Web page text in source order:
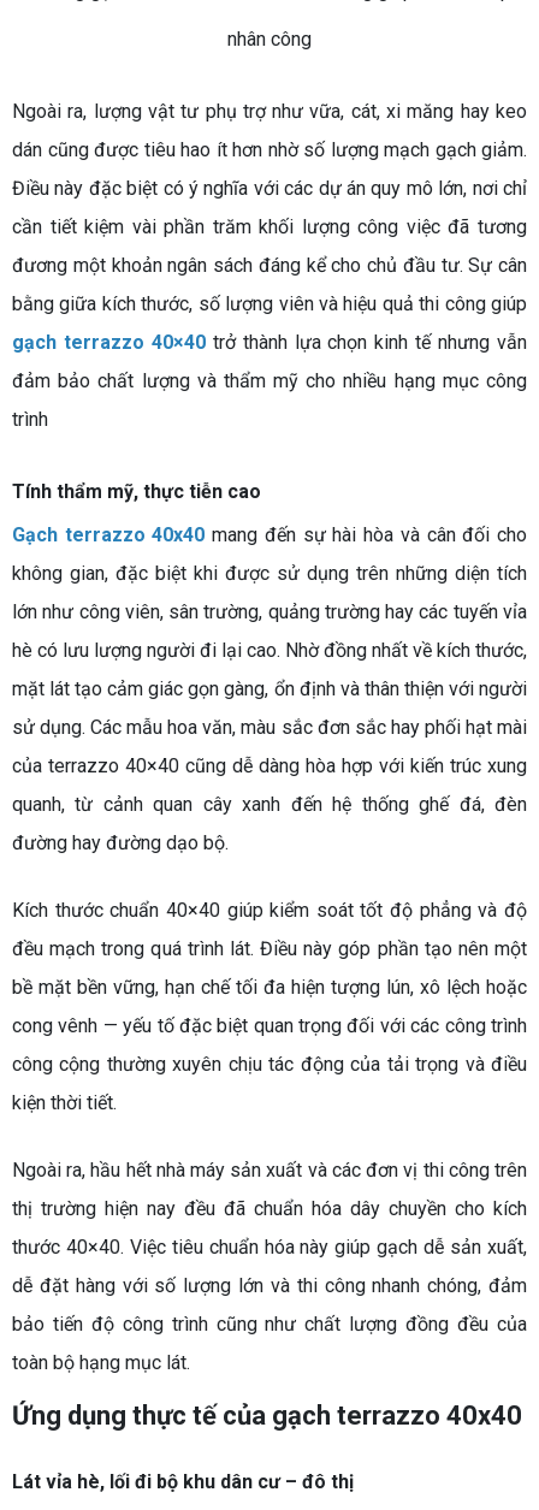
nhân công
Ngoài ra, lượng vật tư phụ trợ như vữa, cát, xi măng hay keo
dán cũng được tiêu hao ít hơn nhờ số lượng mạch gạch giảm.
Điều này đặc biệt có ý nghĩa với các dự án quy mô lớn, nơi chỉ
cần tiết kiệm vài phần trăm khối lượng công việc đã tương
đương một khoản ngân sách đáng kể cho chủ đầu tư. Sự cân
bằng giữa kích thước, số lượng viên và hiệu quả thi công giúp
gạch terrazzo 40×40trở thành lựa chọn kinh tế nhưng vẫn
đảm bảo chất lượng và thẩm mỹ cho nhiều hạng mục công
trình
Tính thẩm mỹ, thực tiễn cao
Gạch terrazzo 40x40 mang đến sự hài hòa và cân đối cho
không gian, đặc biệt khi được sử dụng trên những diện tích
lớn như công viên, sân trường, quảng trường hay các tuyến vỉa
hè có lưu lượng người đi lại cao. Nhờ đồng nhất về kích thước,
mặt lát tạo cảm giác gọn gàng, ổn định và thân thiện với người
sử dụng. Các mẫu hoa văn, màu sắc đơn sắc hay phối hạt mài
của terrazzo 40×40 cũng dễ dàng hòa hợp với kiến trúc xung
quanh, từ cảnh quan cây xanh đến hệ thống ghế đá, đèn
đường hay đường dạo bộ.
Kích thước chuẩn 40×40 giúp kiểm soát tốt độ phẳng và độ
đều mạch trong quá trình lát. Điều này góp phần tạo nên một
bề mặt bền vững, hạn chế tối đa hiện tượng lún, xô lệch hoặc
cong vênh — yếu tố đặc biệt quan trọng đối với các công trình
công cộng thường xuyên chịu tác động của tải trọng và điều
kiện thời tiết.
Ngoài ra, hầu hết nhà máy sản xuất và các đơn vị thi công trên
thị trường hiện nay đều đã chuẩn hóa dây chuyền cho kích
thước 40×40. Việc tiêu chuẩn hóa này giúp gạch dễ sản xuất,
dễ đặt hàng với số lượng lớn và thi công nhanh chóng, đảm
bảo tiến độ công trình cũng như chất lượng đồng đều của
toàn bộ hạng mục lát.
Ứng dụng thực tế của gạch terrazzo 40x40
Lát vỉa hè, lối đi bộ khu dân cư – đô thị